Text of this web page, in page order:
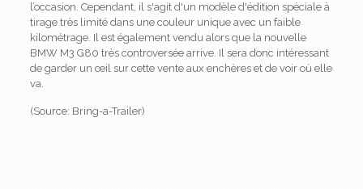
l’occasion. Cependant, il s'agit d'un modèle d'édition spéciale à
tirage très limité dans une couleur unique avec un faible
kilométrage. Il est également vendu alors que la nouvelle
BMW M3 G80 très controversée arrive. Il sera donc intéressant
de garder un œil sur cette vente aux enchères et de voir où elle
va.
(Source: Bring-a-Trailer)